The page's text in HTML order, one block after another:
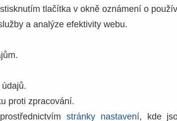
tlačítka v okně oznámení o
a analýze efektivity webu.
proti zpracování.
stránky nastavení, kde